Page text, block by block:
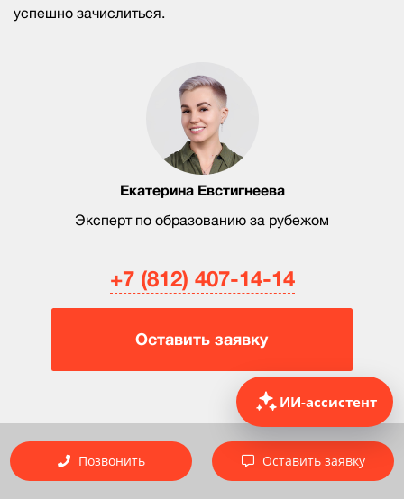
Екатерина Евстигнеева
Эксперт по образованию за рубежом
успешно зачислиться.
+7 (812) 407-14-14
Оставить заявку
Позвонить Оставить заявку
ИИ-ассистент